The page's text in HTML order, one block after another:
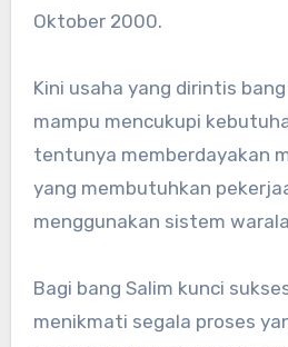
Oktober 2000.
Kini usaha yang dirintis
mampu mencukupi
tentunya memberdayakan
yang membutuhkan
menggunakan sistem
Bagi bang Salim kunci
menikmati segala proses